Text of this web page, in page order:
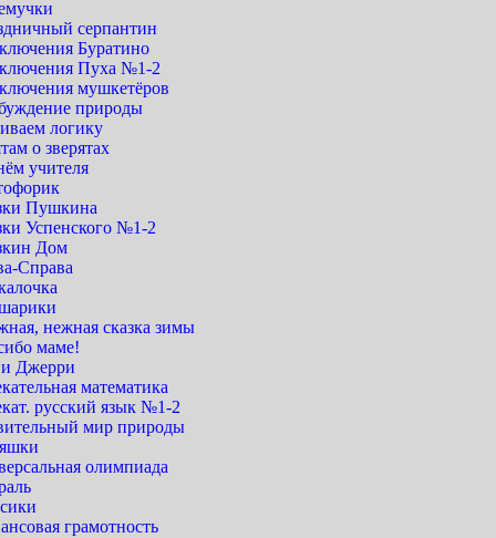
серпантин
Буратино
Пуха №1-2
мушкетёров
природы
логику
о зверятах
учителя
Пушкина
Успенского №1-2
Дом
Справа
нежная сказка зимы
маме!
Джерри
математика
русский язык №1-2
мир природы
олимпиада
грамотность